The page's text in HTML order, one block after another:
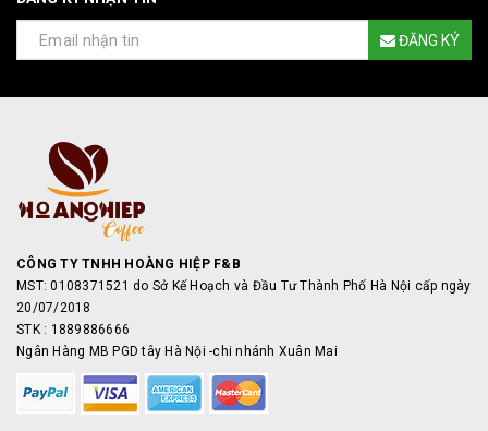
ĐĂNG KÝ
CÔNG TY TNHH HOÀNG HIỆP F&B
MST: 0108371521 do Sở Kế Hoạch và Đầu Tư Thành Phố Hà Nội cấp ngày
20/07/2018
STK : 1889886666
Ngân Hàng MB PGD tây Hà Nội -chi nhánh Xuân Mai